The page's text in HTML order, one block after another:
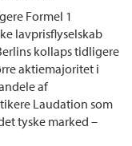
Formel 1
lavprisflyselskab
kollaps tidligere
aktiemajoritet i
af
Laudation som
tyske marked –